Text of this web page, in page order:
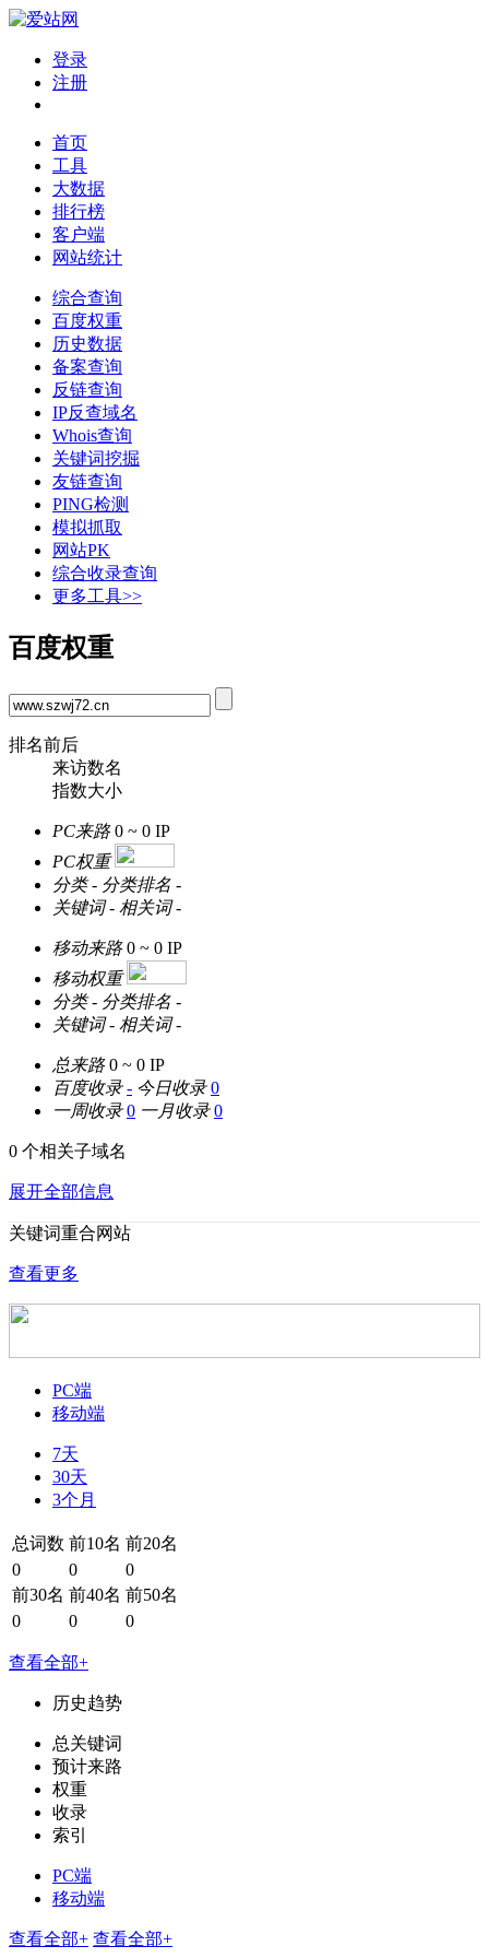
登录
注册
首页
工具
大数据
排行榜
客户端
网站统计
综合查询
百度权重
历史数据
备案查询
反链查询
IP反查域名
Whois查询
关键词挖掘
友链查询
PING检测
模拟抓取
网站PK
综合收录查询
更多工具>>
百度权重
排名前后
来访数名
指数大小
PC来路 0 ~ 0 IP
PC权重
分类 - 分类排名 -
关键词 - 相关词 -
移动来路 0 ~ 0 IP
移动权重
分类 - 分类排名 -
关键词 - 相关词 -
总来路 0 ~ 0 IP
百度收录 - 今日收录 0
一周收录 0 一月收录 0
0 个相关子域名
展开全部信息
关键词重合网站
查看更多
PC端
移动端
7天
30天
3个月
总词数 前10名 前20名
0
0
0
前30名 前40名 前50名
0
0 0
查看全部+
历史趋势
总关键词
预计来路
权重
收录
索引
PC端
移动端
查看全部+ 查看全部+